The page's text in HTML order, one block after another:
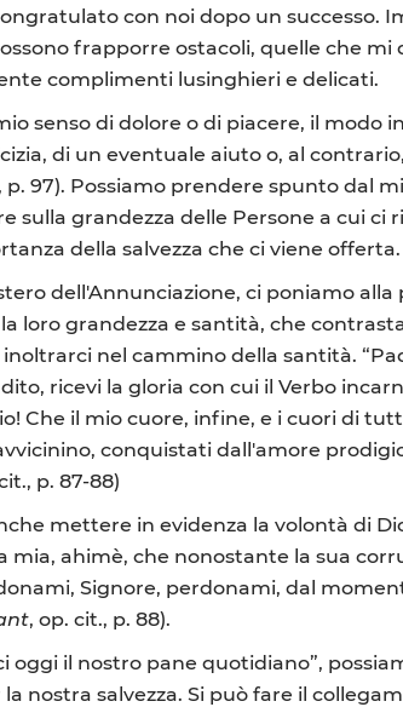
con noi dopo un successo.
frapporre ostacoli, quelle che
complimenti lusinghieri e delicati.
senso di dolore o di piacere, il modo
di un eventuale aiuto o, al
p. 97). Possiamo prendere spunto dal
sulla grandezza delle Persone a cui
della salvezza che ci viene offerta.
dell'Annunciazione, ci poniamo
loro grandezza e santità, che
nel cammino della santità.
ricevi la gloria con cui il Verbo
Che il mio cuore, infine, e i cuori di
conquistati dall'amore
p. 87-88)
mettere in evidenza la volontà di
mia, ahimè, che nonostante la sua
Signore, perdonami, dal
, op. cit., p. 88).
oggi il nostro pane quotidiano”,
la nostra salvezza. Si può fare il